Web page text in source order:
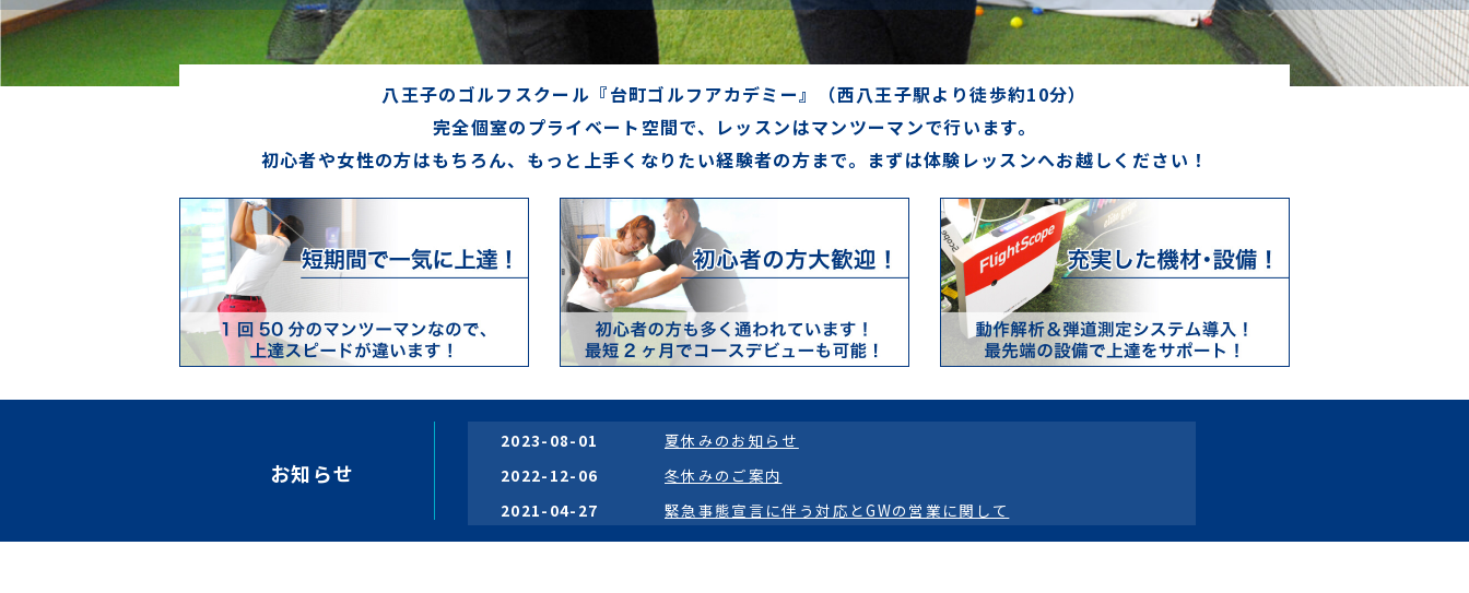
八王子のゴルフスクール『台町ゴルフアカデミー』（西八王子駅より徒歩約10分）
完全個室のプライベート空間で、レッスンはマンツーマンで行います。
初心者や女性の方はもちろん、もっと上手くなりたい経験者の方まで。まずは体験レッスンへお越しください！
お知らせ
2023-08-01
夏休みのお知らせ
2022-12-06
冬休みのご案内
2021-04-27
緊急事態宣言に伴う対応とGWの営業に関して
2020-12-10
年末年始の休業日のお知らせ